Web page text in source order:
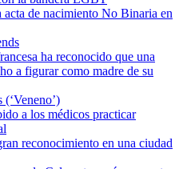
acta de nacimiento No Binaria en
ha reconocido que una
a figurar como madre de su
a los médicos practicar
reconocimiento en una ciudad